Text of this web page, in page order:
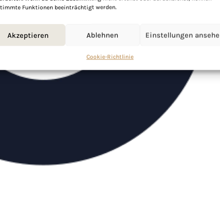
Funktionen beeinträchtigt werden.
Akzeptieren Ablehnen Einstellungen
Cookie-Richtlinie